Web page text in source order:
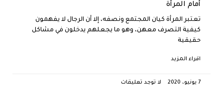
أمام المرأة
تعتبر المرأة كيان المجتمع ونصفه، إلا أن الرجال لا يفهمون
كيفية التصرف معهن، وهو ما يجعلهم يدخلون في مشاكل
حقيقية
اقراء المزيد
7 يونيو، 2020 لا توجد تعليقات